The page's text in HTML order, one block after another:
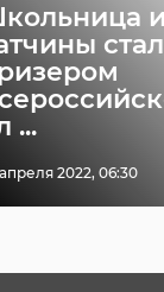
...
2022, 06:30